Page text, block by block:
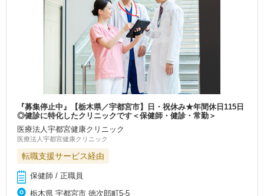
『募集停止中』【栃木県／宇都宮市】日・祝休み★年間休日115日
◎健診に特化したクリニックです＜保健師・健診・常勤＞
医療法人宇都宮健康クリニック
医療法人宇都宮健康クリニック
転職支援サービス経由
保健師 / 正職員
栃木県 宇都宮市 徳次郎町5-5